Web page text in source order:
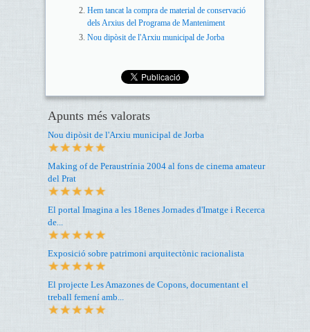
Hem tancat la compra de material de conservació
dels Arxius del Programa de Manteniment
Nou dipòsit de l'Arxiu municipal de Jorba
Apunts més valorats
Nou dipòsit de l'Arxiu municipal de Jorba
Making of de Peraustrínia 2004 al fons de cinema amateur
del Prat
El portal Imagina a les 18enes Jornades d'Imatge i Recerca
de...
Exposició sobre patrimoni arquitectònic racionalista
El projecte Les Amazones de Copons, documentant el
treball femení amb...